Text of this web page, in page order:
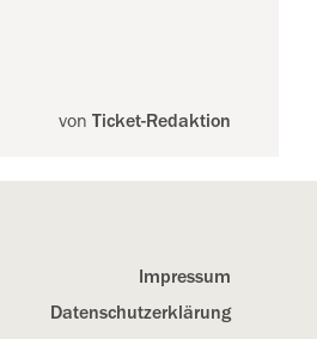
von Ticket-Redaktion
Impressum
Datenschutz­erklärung